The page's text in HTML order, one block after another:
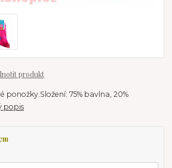
produkt
ponožky.Složení: 75% bavlna, 20%
popis